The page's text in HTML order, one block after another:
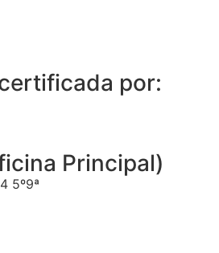
por:
Principal)
5º9ª